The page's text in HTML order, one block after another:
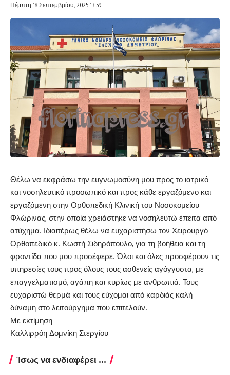
Πέμπτη 18 Σεπτεμβρίου, 2025 13:59
Θέλω να εκφράσω την ευγνωμοσύνη μου προς το ιατρικό
και νοσηλευτικό προσωπικό και προς κάθε εργαζόμενο και
εργαζόμενη στην Ορθοπεδική Κλινική του Νοσοκομείου
Φλώρινας, στην οποία χρειάστηκε να νοσηλευτώ έπειτα από
ατύχημα. Ιδιαιτέρως θέλω να ευχαριστήσω τον Χειρουργό
Ορθοπεδικό κ. Κωστή Σιδηρόπουλο, για τη βοήθεια και τη
φροντίδα που μου προσέφερε. Όλοι και όλες προσφέρουν τις
υπηρεσίες τους προς όλους τους ασθενείς αγόγγυστα, με
επαγγελματισμό, αγάπη και κυρίως με ανθρωπιά. Τους
ευχαριστώ θερμά και τους εύχομαι από καρδιάς καλή
δύναμη στο λειτούργημα που επιτελούν.
Με εκτίμηση
Καλλιρρόη Δομνίκη Στεργίου
Ίσως να ενδιαφέρει ...